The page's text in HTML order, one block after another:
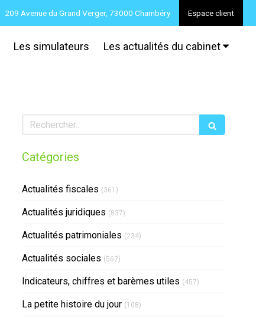
Espace client
209 Avenue du Grand Verger, 73000 Chambéry
Les simulateurs Les actualités du cabinet
Rechercher
Catégories
Actualités fiscales (361)
Actualités juridiques (837)
Actualités patrimoniales (234)
Actualités sociales (562)
Indicateurs, chiffres et barèmes utiles (457)
La petite histoire du jour (108)